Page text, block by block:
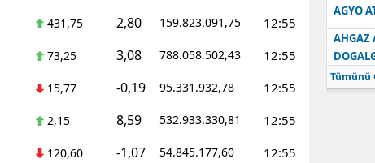
431,75 2,80 159.823.091,75 12:55
73,25 3,08 788.058.502,43 12:55
15,77 -0,19 95.331.932,78 12:55
2,15 8,59 532.933.330,81 12:55
120,60 -1,07 54.845.177,60 12:55
AGYO
AHGAZ
Tümünü